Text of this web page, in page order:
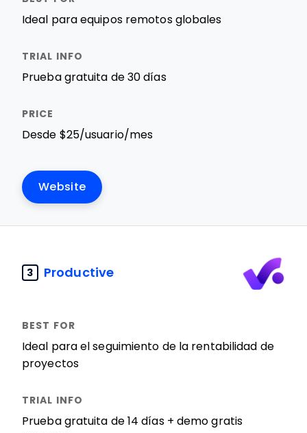
Ideal para equipos remotos globales
Prueba gratuita de 30 días
Desde $25/usuario/mes
Website
3 Productive
Ideal para el seguimiento de la rentabilidad de
proyectos
Prueba gratuita de 14 días + demo gratis